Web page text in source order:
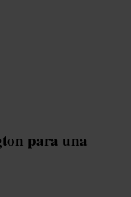
para una